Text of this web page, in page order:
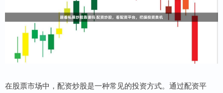
在股票市场中，配资炒股是一种常见的投资方式。通过配资平